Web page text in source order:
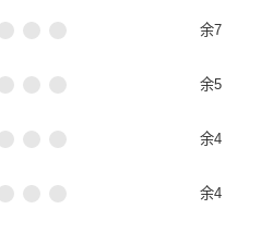
余7
余5
余4
余4